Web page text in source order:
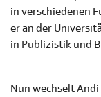
in verschiedenen
er an der
in Publizistik und
Nun wechselt